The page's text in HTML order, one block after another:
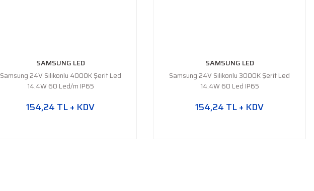
SAMSUNG LED
Samsung 24V Silikonlu 4000K Şerit Led
14.4W 60 Led/m IP65
154,24 TL + KDV
SAMSUNG LED
Samsung 24V Silikonlu 3000K Şerit Led
14.4W 60 Led IP65
154,24 TL + KDV